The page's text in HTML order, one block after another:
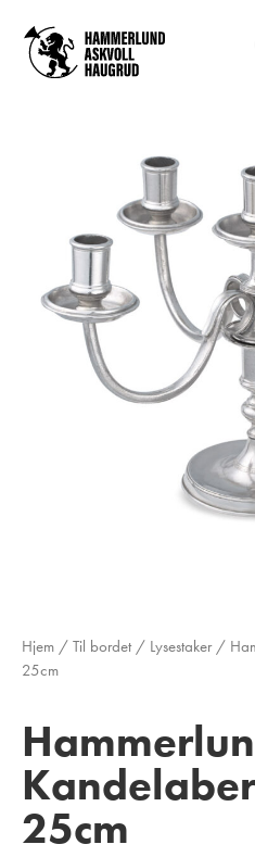
Hjem / Til bordet/ Lysestaker/
25cm
25cm